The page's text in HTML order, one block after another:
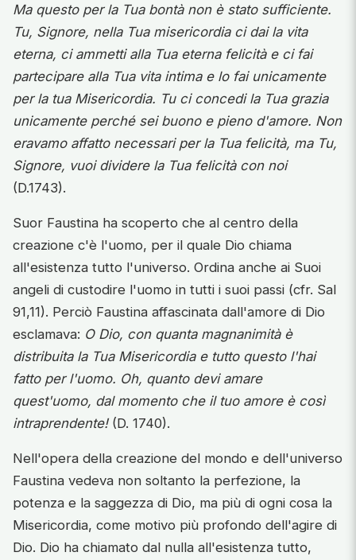
Ma questo per la Tua bontà non è stato sufficiente.
Tu, Signore, nella Tua misericordia ci dai la vita
eterna, ci ammetti alla Tua eterna felicità e ci fai
partecipare alla Tua vita intima e lo fai unicamente
per la tua Misericordia. Tu ci concedi la Tua grazia
unicamente perché sei buono e pieno d'amore. Non
eravamo affatto necessari per la Tua felicità, ma Tu,
Signore, vuoi dividere la Tua felicità con noi
(D.1743).
Suor Faustina ha scoperto che al centro della
creazione c'è l'uomo, per il quale Dio chiama
all'esistenza tutto l'universo. Ordina anche ai Suoi
angeli di custodire l'uomo in tutti i suoi passi (cfr. Sal
91,11). Perciò Faustina affascinata dall'amore di Dio
esclamava: O Dio, con quanta magnanimità è
distribuita la Tua Misericordia e tutto questo l'hai
fatto per l'uomo. Oh, quanto devi amare
quest'uomo, dal momento che il tuo amore è così
intraprendente!(D. 1740).
Nell'opera della creazione del mondo e dell'universo
Faustina vedeva non soltanto la perfezione, la
potenza e la saggezza di Dio, ma più di ogni cosa la
Misericordia, come motivo più profondo dell'agire di
Dio. Dio ha chiamato dal nulla all'esistenza tutto,